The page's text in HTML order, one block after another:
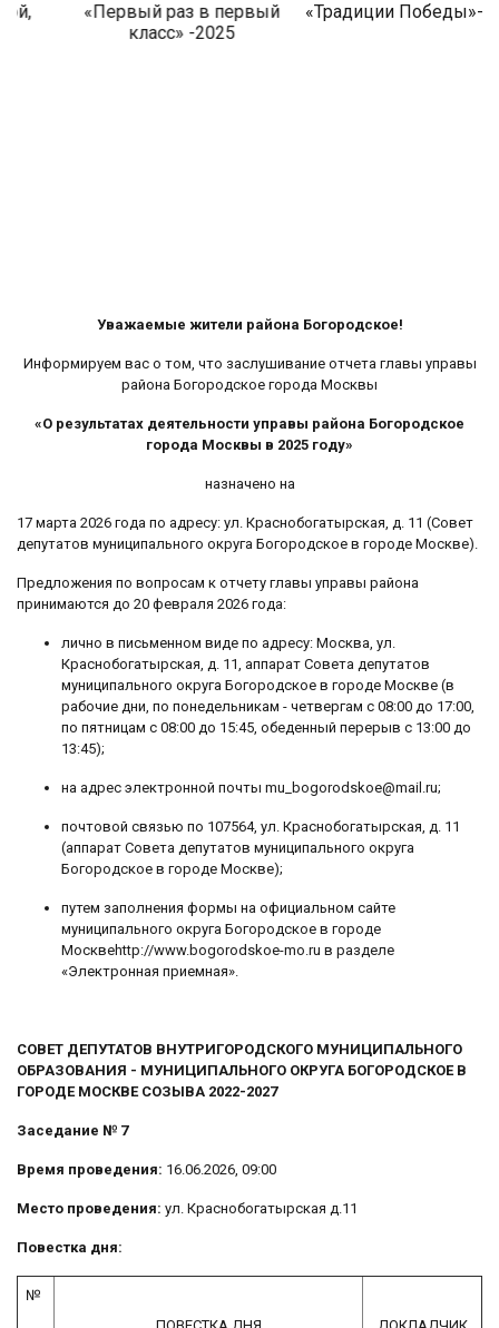
«Первый раз в первый
класс» -2025
«Традиции Победы»-2025
Уважаемые жители района Богородское!
Информируем вас о том, что заслушивание отчета главы управы
района Богородское города Москвы
«О результатах деятельности управы района Богородское
города Москвы в 2025 году»
назначено на
17 марта 2026 года по адресу: ул. Краснобогатырская, д. 11 (Совет
депутатов муниципального округа Богородское в городе Москве).
Предложения по вопросам к отчету главы управы района
принимаются до 20 февраля 2026 года:
лично в письменном виде по адресу: Москва, ул.
Краснобогатырская, д. 11, аппарат Совета депутатов
муниципального округа Богородское в городе Москве (в
рабочие дни, по понедельникам - четвергам с 08:00 до 17:00,
по пятницам с 08:00 до 15:45, обеденный перерыв с 13:00 до
13:45);
на адрес электронной почты mu_bogorodskoe@mail.ru;
почтовой связью по 107564, ул. Краснобогатырская, д. 11
(аппарат Совета депутатов муниципального округа
Богородское в городе Москве);
путем заполнения формы на официальном сайте
муниципального округа Богородское в городе
Москвеhttp://www.bogorodskoe-mo.ru в разделе
«Электронная приемная».
СОВЕТ ДЕПУТАТОВ ВНУТРИГОРОДСКОГО МУНИЦИПАЛЬНОГО
ОБРАЗОВАНИЯ - МУНИЦИПАЛЬНОГО ОКРУГА БОГОРОДСКОЕ В
ГОРОДЕ МОСКВЕ СОЗЫВА 2022-2027
Заседание № 7
Время проведения: 16.06.2026, 09:00
Место проведения: ул. Краснобогатырская д.11
Повестка дня:
№